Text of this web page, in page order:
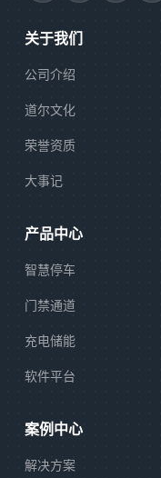
关于我们
公司介绍
道尔文化
荣誉资质
大事记
产品中心
智慧停车
门禁通道
充电储能
软件平台
案例中心
解决方案